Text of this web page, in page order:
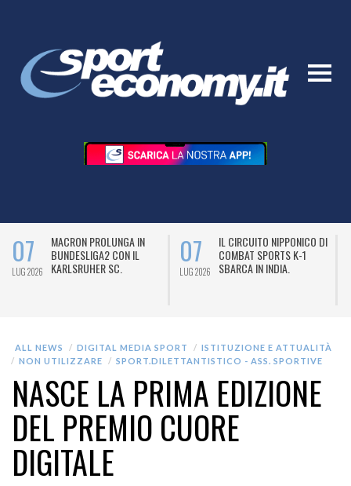
07
LUG 2026
MACRON PROLUNGA IN
BUNDESLIGA2 CON IL
KARLSRUHER SC.
07
LUG 2026
IL CIRCUITO NIPPONICO DI
COMBAT SPORTS K-1
SBARCA IN INDIA.
ALL NEWS DIGITAL MEDIA SPORT
ISTITUZIONE E ATTUALITÀ
NON UTILIZZARE
SPORT.DILETTANTISTICO - ASS. SPORTIVE
NASCE LA PRIMA EDIZIONE
DEL PREMIO CUORE
DIGITALE